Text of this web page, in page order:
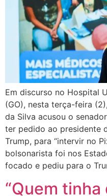
Em discurso no Hospital
(GO), nesta terça-feira
da Silva acusou o
ter pedido ao presidente
Trump, para “intervir no
bolsonarista foi nos
focado e pediu para o
“Quem